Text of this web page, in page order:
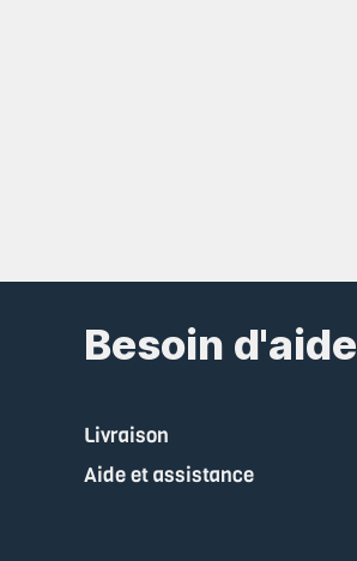
Besoin d'aide
Livraison
Aide et assistance